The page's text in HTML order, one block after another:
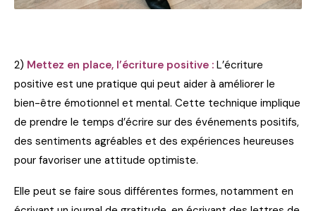
2) Mettez en place, l’écriture positive : L’écriture
positive est une pratique qui peut aider à améliorer le
bien-être émotionnel et mental. Cette technique implique
de prendre le temps d’écrire sur des événements positifs,
des sentiments agréables et des expériences heureuses
pour favoriser une attitude optimiste.
Elle peut se faire sous différentes formes, notamment en